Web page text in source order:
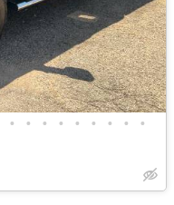
• • • • • • • • •